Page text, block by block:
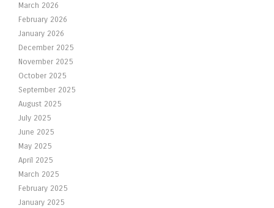
March 2026
February 2026
January 2026
December 2025
November 2025
October 2025
September 2025
August 2025
July 2025
June 2025
May 2025
April 2025
March 2025
February 2025
January 2025